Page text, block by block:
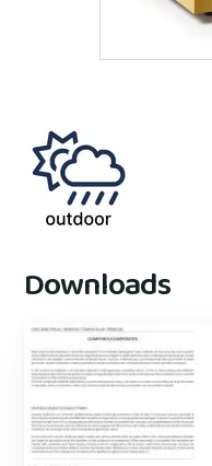
Downloads